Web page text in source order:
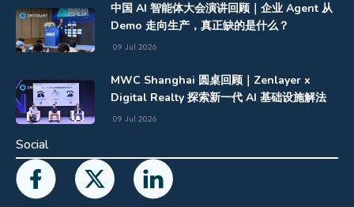
中国 AI 智能体大会演讲回顾｜企业 Agent 从
Demo 走向生产，真正缺的是什么？
09 Jul 2026
MWC Shanghai 圆桌回顾｜Zenlayer x
Digital Realty 探索新一代 AI 基础设施解法
09 Jul 2026
Social